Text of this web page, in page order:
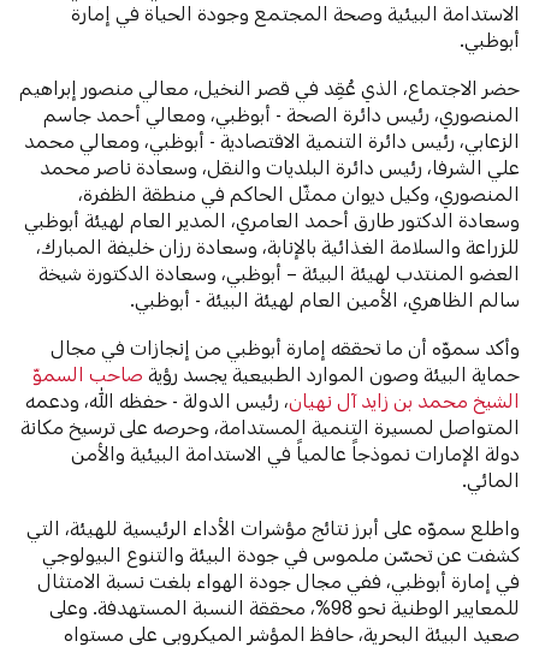
الاستدامة البيئية وصحة المجتمع وجودة الحياة في إمارة
أبوظبي.
حضر الاجتماع، الذي عُقِد في قصر النخيل، معالي منصور إبراهيم
المنصوري، رئيس دائرة الصحة - أبوظبي، ومعالي أحمد جاسم
الزعابي، رئيس دائرة التنمية الاقتصادية - أبوظبي، ومعالي محمد
علي الشرفا، رئيس دائرة البلديات والنقل، وسعادة ناصر محمد
المنصوري، وكيل ديوان ممثّل الحاكم في منطقة الظفرة،
وسعادة الدكتور طارق أحمد العامري، المدير العام لهيئة أبوظبي
للزراعة والسلامة الغذائية بالإنابة، وسعادة رزان خليفة المبارك،
العضو المنتدب لهيئة البيئة – أبوظبي، وسعادة الدكتورة شيخة
سالم الظاهري، الأمين العام لهيئة البيئة - أبوظبي.
وأكد سموّه أن ما تحققه إمارة أبوظبي من إنجازات في مجال
حماية البيئة وصون الموارد الطبيعية يجسد رؤية صاحب السموّ
الشيخ محمد بن زايد آل نهيان، رئيس الدولة - حفظه الله، ودعمه
المتواصل لمسيرة التنمية المستدامة، وحرصه على ترسيخ مكانة
دولة الإمارات نموذجاً عالمياً في الاستدامة البيئية والأمن
المائي.
واطلع سموّه على أبرز نتائج مؤشرات الأداء الرئيسية للهيئة، التي
كشفت عن تحسّن ملموس في جودة البيئة والتنوع البيولوجي
في إمارة أبوظبي، ففي مجال جودة الهواء بلغت نسبة الامتثال
للمعايير الوطنية نحو 98%، محققة النسبة المستهدفة. وعلى
صعيد البيئة البحرية، حافظ المؤشر الميكروبي على مستواه